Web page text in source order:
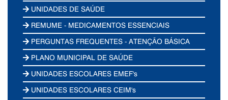
UNIDADES DE SAÚDE
REMUME - MEDICAMENTOS ESSENCIAIS
PERGUNTAS FREQUENTES - ATENÇÃO BÁSICA
PLANO MUNICIPAL DE SAÚDE
UNIDADES ESCOLARES EMEF's
UNIDADES ESCOLARES CEIM's